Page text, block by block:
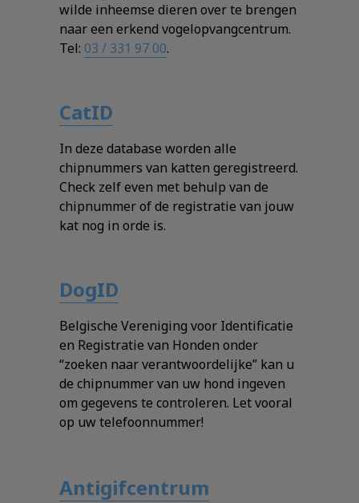
wilde inheemse dieren over te brengen
naar een erkend vogelopvangcentrum.
Tel: 03 / 331 97 00.
CatID
In deze database worden alle
chipnummers van katten geregistreerd.
Check zelf even met behulp van de
chipnummer of de registratie van jouw
kat nog in orde is.
DogID
Belgische Vereniging voor Identificatie
en Registratie van Honden onder
“zoeken naar verantwoordelijke” kan u
de chipnummer van uw hond ingeven
om gegevens te controleren. Let vooral
op uw telefoonnummer!
Antigifcentrum